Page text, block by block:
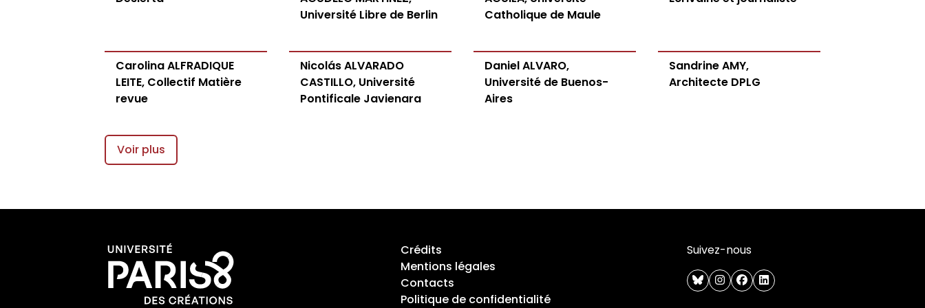
Université Libre de Berlin
Catholique de Maule
Carolina ALFRADIQUE
LEITE, Collectif Matière
revue
Nicolás ALVARADO
CASTILLO, Université
Pontificale Javienara
Daniel ALVARO,
Université de Buenos-
Aires
Sandrine AMY,
Architecte DPLG
Voir plus
Crédits
Mentions légales
Contacts
Politique de confidentialité
Suivez-nous
blueskyinstagram
facebook
linkedin